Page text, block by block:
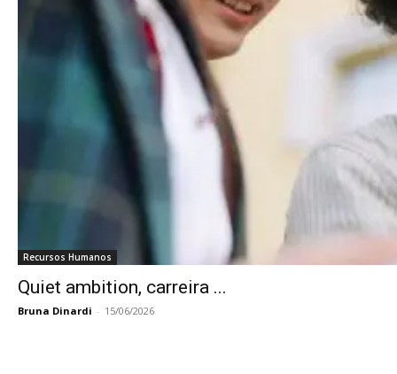
Recursos Humanos
Quiet ambition, carreira ...
Bruna Dinardi - 15/06/2026